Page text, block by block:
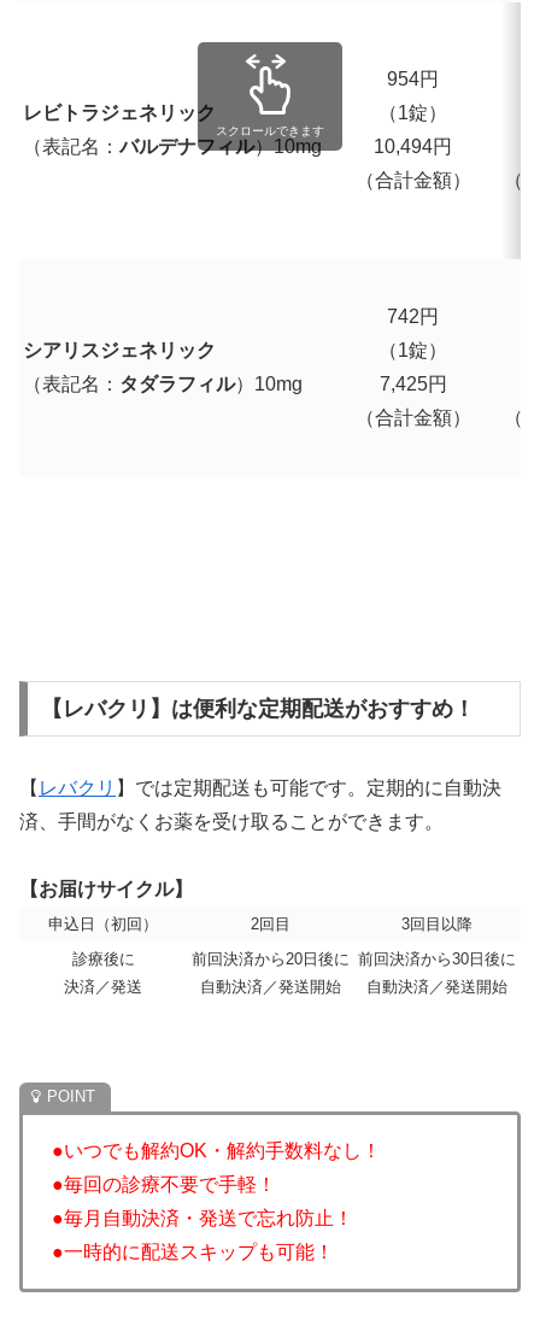
レビトラジェネリック
（表記名：バルデナフィル）10mg
954円
（1錠）
10,494円
（合計金額）
（
シアリスジェネリック
（表記名： タダラフィル）10mg
742円
（1錠）
7,425円
（合計金額）
（
スクロールできます
【レバクリ】は便利な定期配送がおすすめ！
【 レバクリ 】では定期配送も可能です。定期的に自動決
済、手間がなくお薬を受け取ることができます。
【お届けサイクル】
申込日（初回） 2回目
3回目以降
診療後に
決済／発送
前回決済から20日後に
自動決済／発送開始
前回決済から30日後に
自動決済／発送開始
●いつでも解約OK・解約手数料なし！
●毎回の診療不要で手軽！
●毎月自動決済・発送で忘れ防止！
●一時的に配送スキップも可能！